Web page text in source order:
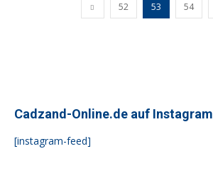
52 53 54
Cadzand-Online.de auf Instagram
[instagram-feed]